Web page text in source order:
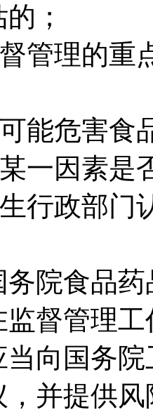
；
管理的重
能危害食
一因素是
行政部门
院食品药
督管理
当向国务
，并提供